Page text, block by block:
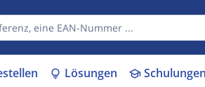
lightbulb Lösungen school